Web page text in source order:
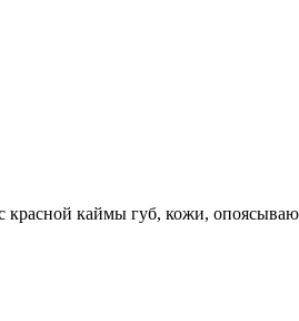
красной каймы губ, кожи,